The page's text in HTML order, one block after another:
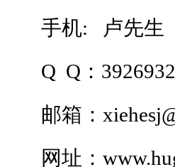
手机:
卢先生
Q Q：
邮箱：
网址：